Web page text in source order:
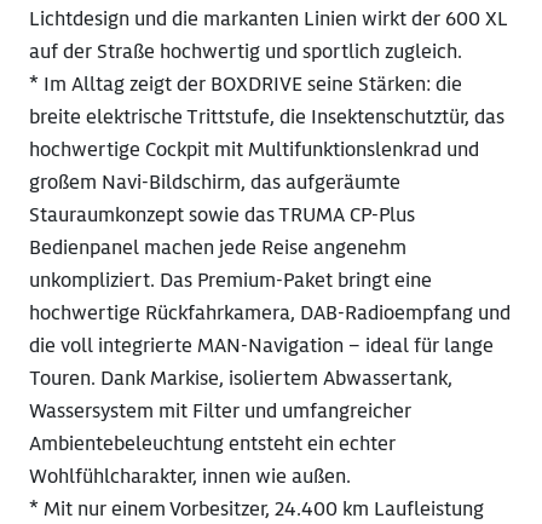
Lichtdesign und die markanten Linien wirkt der 600 XL
auf der Straße hochwertig und sportlich zugleich.
* Im Alltag zeigt der BOXDRIVE seine Stärken: die
breite elektrische Trittstufe, die Insektenschutztür, das
hochwertige Cockpit mit Multifunktionslenkrad und
großem Navi-Bildschirm, das aufgeräumte
Stauraumkonzept sowie das TRUMA CP-Plus
Bedienpanel machen jede Reise angenehm
unkompliziert. Das Premium-Paket bringt eine
hochwertige Rückfahrkamera, DAB-Radioempfang und
die voll integrierte MAN-Navigation – ideal für lange
Touren. Dank Markise, isoliertem Abwassertank,
Wassersystem mit Filter und umfangreicher
Ambientebeleuchtung entsteht ein echter
Wohlfühlcharakter, innen wie außen.
* Mit nur einem Vorbesitzer, 24.400 km Laufleistung